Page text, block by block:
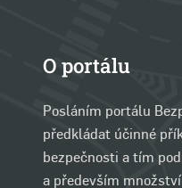
O portálu
Posláním portálu
předkládat účinné
bezpečnosti a tím
a především